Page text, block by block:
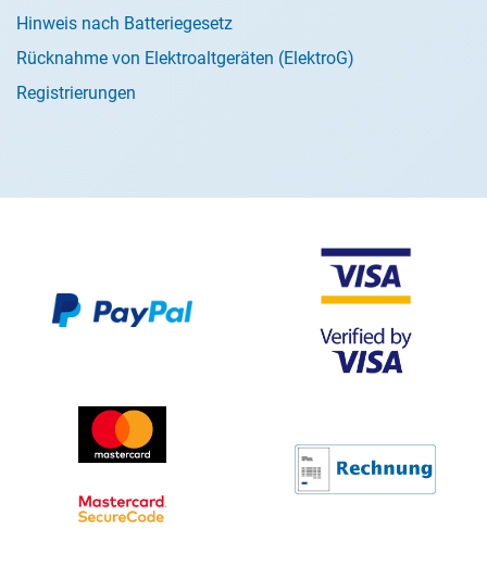
Hinweis nach Batteriegesetz
Rücknahme von Elektroaltgeräten (ElektroG)
Registrierungen